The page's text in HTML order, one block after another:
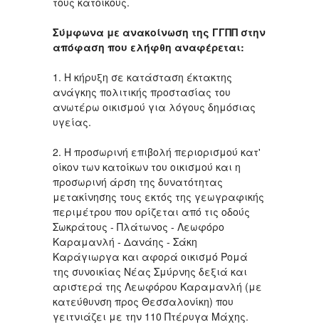
Σύμφωνα με ανακοίνωση της ΓΓΠΠ στην
απόφαση που ελήφθη αναφέρεται:
1. Η κήρυξη σε κατάσταση έκτακτης
ανάγκης πολιτικής προστασίας του
ανωτέρω οικισμού για λόγους δημόσιας
υγείας.
2. Η προσωρινή επιβολή περιορισμού κατ'
οίκον των κατοίκων του οικισμού και η
προσωρινή άρση της δυνατότητας
μετακίνησης τους εκτός της γεωγραφικής
περιμέτρου που ορίζεται από τις οδούς
Σωκράτους - Πλάτωνος - Λεωφόρο
Καραμανλή - Δανάης - Σάκη
Καράγιωργα και αφορά οικισμό Ρομά
της συνοικίας Νέας Σμύρνης δεξιά και
αριστερά της Λεωφόρου Καραμανλή (με
κατεύθυνση προς Θεσσαλονίκη) που
γειτνιάζει με την 110 Πτέρυγα Μάχης.